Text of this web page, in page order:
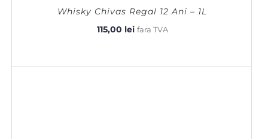
Whisky Chivas Regal 12 Ani – 1L
115,00 lei fara TVA